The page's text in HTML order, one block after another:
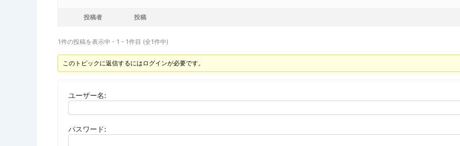
投稿者 投稿
1件の投稿を表示中 - 1 - 1件目 (全1件中)
このトピックに返信するにはログインが必要です。
ユーザー名:
パスワード: